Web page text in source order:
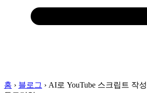
홈 › 블로그 › AI로 YouTube 스크립트 작성